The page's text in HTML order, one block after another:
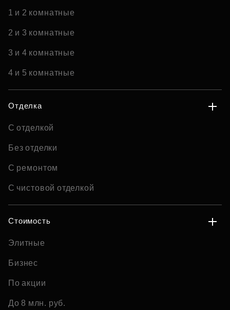
1 и 2 комнатные
2 и 3 комнатные
3 и 4 комнатные
4 и 5 комнатные
Отделка
С отделкой
Без отделки
С ремонтом
С чистовой отделкой
Стоимость
Элитные
Бизнес
По акции
До 8 млн. руб.